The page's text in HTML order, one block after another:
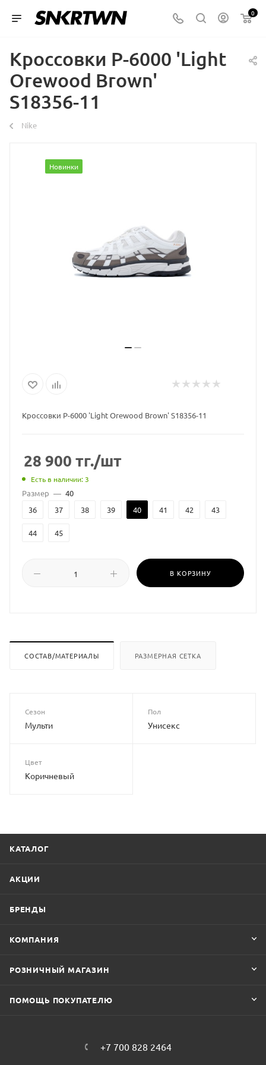
0
Кроссовки P-6000 'Light
Orewood Brown'
S18356-11
Nike
Новинки
Кроссовки P-6000 'Light Orewood Brown' S18356-11
28 900 тг./шт
Есть в наличии: 3
Размер — 40
36
37 38 39 40 41 42 43
44 45
В КОРЗИНУ
СОСТАВ/МАТЕРИАЛЫ РАЗМЕРНАЯ СЕТКА
Сезон
Мульти
Пол
Унисекс
Цвет
Коричневый
КАТАЛОГ
АКЦИИ
БРЕНДЫ
КОМПАНИЯ
РОЗНИЧНЫЙ МАГАЗИН
ПОМОЩЬ ПОКУПАТЕЛЮ
+7 700 828 2464